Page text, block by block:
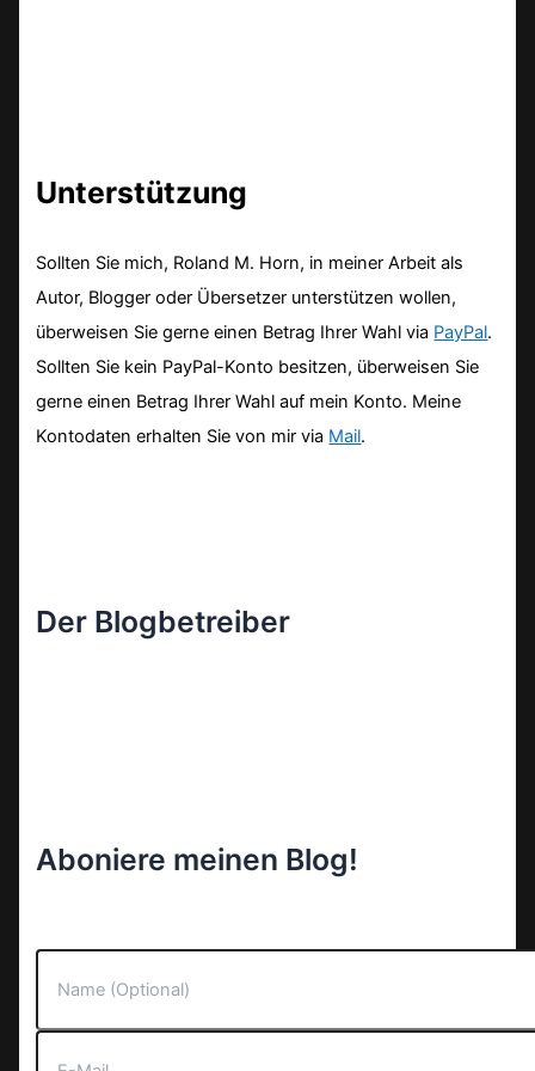
Unterstützung
Sollten Sie mich, Roland M. Horn, in meiner Arbeit als
Autor, Blogger oder Übersetzer unterstützen wollen,
überweisen Sie gerne einen Betrag Ihrer Wahl via PayPal.
Sollten Sie kein PayPal-Konto besitzen, überweisen Sie
gerne einen Betrag Ihrer Wahl auf mein Konto. Meine
Kontodaten erhalten Sie von mir via Mail.
Der Blogbetreiber
Aboniere meinen Blog!